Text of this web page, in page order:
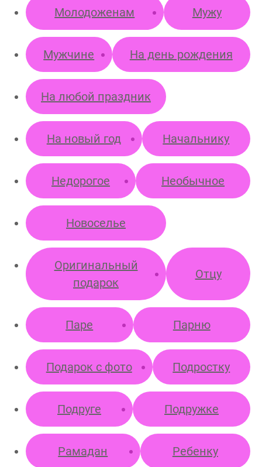
Молодоженам Мужу
Мужчине На день рождения
На любой праздник
На новый год Начальнику
Недорогое Необычное
Новоселье
Оригинальный
подарок
Отцу
Паре Парню
Подарок с фото Подростку
Подруге Подружке
Рамадан Ребенку